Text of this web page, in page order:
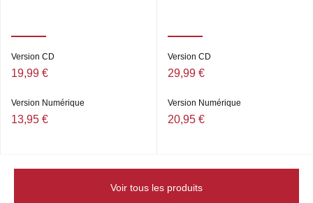
Version CD
19,99 €
Version Numérique
13,95 €
Version CD
29,99 €
Version Numérique
20,95 €
Voir tous les produits